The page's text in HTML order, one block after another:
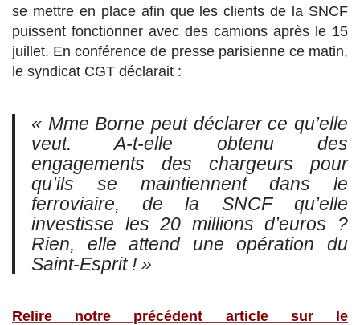
se mettre en place afin que les clients de la SNCF
puissent fonctionner avec des camions après le 15
juillet. En conférence de presse parisienne ce matin,
le syndicat CGT déclarait :
« Mme Borne peut déclarer ce qu’elle
veut. A-t-elle obtenu des
engagements des chargeurs pour
qu’ils se maintiennent dans le
ferroviaire, de la SNCF qu’elle
investisse les 20 millions d’euros ?
Rien, elle attend une opération du
Saint-Esprit ! »
Relire notre précédent article sur le